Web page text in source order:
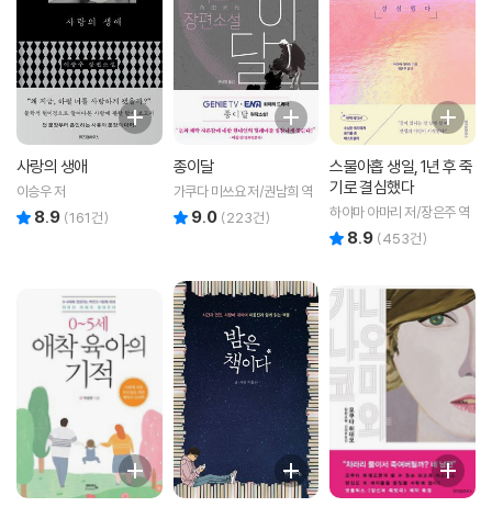
사랑의 생애
이승우 저
8.9 (161건)
종이달
가쿠다 미쓰요 저/권남희 역
9.0 (223건)
스물아홉 생일, 1년 후 죽
기로 결심했다
하야마 아마리 저/장은주 역
8.9 (453건)